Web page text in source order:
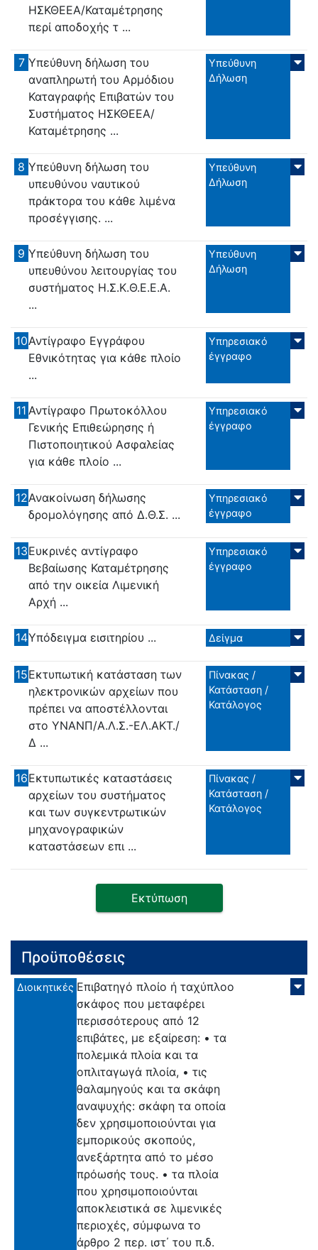
ΗΣΚΘΕΕΑ/Καταμέτρησης
περί αποδοχής τ ...
7 Υπεύθυνη δήλωση του
αναπληρωτή του Αρμόδιου
Καταγραφής Επιβατών του
Συστήματος ΗΣΚΘΕΕΑ/
Καταμέτρησης ...
Υπεύθυνη
Δήλωση
8 Υπεύθυνη δήλωση του
υπευθύνου ναυτικού
πράκτορα του κάθε λιμένα
προσέγγισης. ...
Υπεύθυνη
Δήλωση
9 Υπεύθυνη δήλωση του
υπευθύνου λειτουργίας του
συστήματος Η.Σ.Κ.Θ.Ε.Ε.Α.
...
Υπεύθυνη
Δήλωση
10Αντίγραφο Εγγράφου
Εθνικότητας για κάθε πλοίο
...
Υπηρεσιακό
έγγραφο
11 Αντίγραφο Πρωτοκόλλου
Γενικής Επιθεώρησης ή
Πιστοποιητικού Ασφαλείας
για κάθε πλοίο ...
Υπηρεσιακό
έγγραφο
12Ανακοίνωση δήλωσης
δρομολόγησης από Δ.Θ.Σ. ...
Υπηρεσιακό
έγγραφο
13Ευκρινές αντίγραφο
Βεβαίωσης Καταμέτρησης
από την οικεία Λιμενική
Αρχή ...
Υπηρεσιακό
έγγραφο
14Υπόδειγμα εισιτηρίου ... Δείγμα
15Εκτυπωτική κατάσταση των
ηλεκτρονικών αρχείων που
πρέπει να αποστέλλονται
στο ΥΝΑΝΠ/Α.Λ.Σ.-ΕΛ.ΑΚΤ./
Δ ...
Πίνακας /
Κατάσταση /
Κατάλογος
16Εκτυπωτικές καταστάσεις
αρχείων του συστήματος
και των συγκεντρωτικών
μηχανογραφικών
καταστάσεων επι ...
Πίνακας /
Κατάσταση /
Κατάλογος
Εκτύπωση
Προϋποθέσεις
Διοικητικές Επιβατηγό πλοίο ή ταχύπλοο
σκάφος που μεταφέρει
περισσότερους από 12
επιβάτες, με εξαίρεση: • τα
πολεμικά πλοία και τα
οπλιταγωγά πλοία, • τις
θαλαμηγούς και τα σκάφη
αναψυχής: σκάφη τα οποία
δεν χρησιμοποιούνται για
εμπορικούς σκοπούς,
ανεξάρτητα από το μέσο
πρόωσής τους. • τα πλοία
που χρησιμοποιούνται
αποκλειστικά σε λιμενικές
περιοχές, σύμφωνα το
άρθρο 2 περ. ιστ΄ του π.δ.